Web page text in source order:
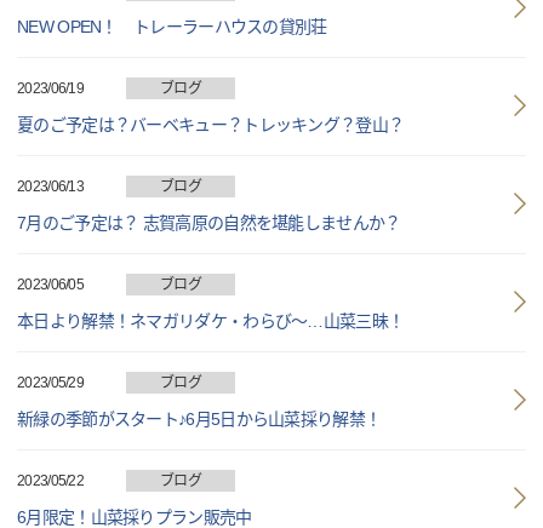
NEW OPEN！ トレーラーハウスの貸別荘
2023/06/19 ブログ
夏のご予定は？バーベキュー？トレッキング？登山？
2023/06/13 ブログ
7月のご予定は？ 志賀高原の自然を堪能しませんか？
2023/06/05 ブログ
本日より解禁！ネマガリダケ・わらび～…山菜三昧！
2023/05/29 ブログ
新緑の季節がスタート♪6月5日から山菜採り解禁！
2023/05/22 ブログ
6月限定！山菜採りプラン販売中